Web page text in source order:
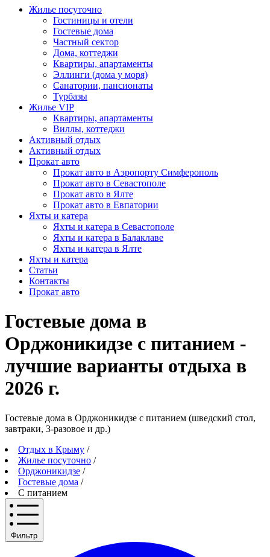
Жилье посуточно
Гостиницы и отели
Гостевые дома
Частный сектор
Дома, коттеджи
Квартиры, апартаменты
Эллинги (дома у моря)
Санатории, пансионаты
Турбазы
Жилье VIP
Квартиры, апартаменты
Виллы, коттеджи
Активный отдых
Активный отдых
Прокат авто
Прокат авто в Аэропорту Симферополь
Прокат авто в Севастополе
Прокат авто в Ялте
Прокат авто в Евпатории
Яхты и катера
Яхты и катера в Севастополе
Яхты и катера в Балаклаве
Яхты и катера в Ялте
Яхты и катера
Статьи
Контакты
Прокат авто
Гостевые дома в
Орджоникидзе с питанием -
лучшие варианты отдыха в
2026 г.
Гостевые дома в Орджоникидзе c питанием (шведский стол,
завтраки, 3-разовое и др.)
Отдых в Крыму /
Жилье посуточно /
Орджоникидзе /
Гостевые дома /
С питанием
Фильтр